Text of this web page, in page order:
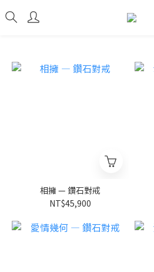
相擁 — 鑽石對戒
NT$45,900